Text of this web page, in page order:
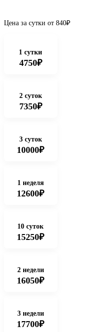
Цена за сутки от 840₽
1 сутки
4750₽
2 суток
7350₽
3 суток
10000₽
1 неделя
12600₽
10 суток
15250₽
2 недели
16050₽
3 недели
17700₽